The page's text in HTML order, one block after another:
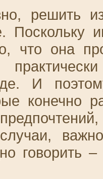
решить
Поскольку
что она
И
конечно
говорить